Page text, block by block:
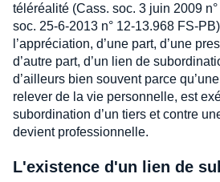
téléréalité (Cass. soc. 3 juin 2009
soc. 25-6-2013 n° 12-13.968 FS-
l’appréciation, d’une part, d’une
d’autre part, d’un lien de
d’ailleurs bien souvent parce
relever de la vie personnelle, est
subordination d’un tiers et contre
devient professionnelle.
L'existence d'un lien de